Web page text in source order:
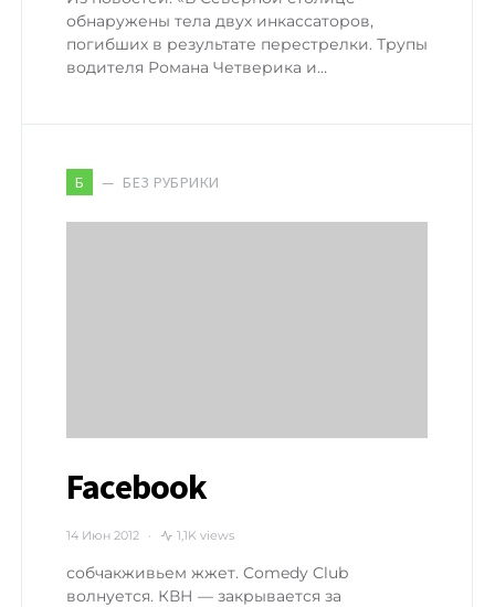
обнаружены тела двух инкассаторов,
погибших в результате перестрелки. Трупы
водителя Романа Четверика и…
Б БЕЗ РУБРИКИ
Facebook
14 Июн 2012 1,1K views
собчакживьем жжет. Comedy Club
волнуется. КВН — закрывается за